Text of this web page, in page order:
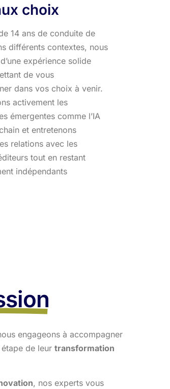
choix
14 ans de conduite de
différents contextes, nous
expérience solide
de vous
dans vos choix à venir.
activement les
émergentes comme l’IA
et entretenons
relations avec les
tout en restant
indépendants
engageons à accompagner
de leur transformation
, nos experts vous